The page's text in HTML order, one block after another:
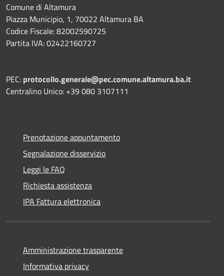
Comune di Altamura
Piazza Municipio, 1, 70022 Altamura BA
Codice Fiscale: 82002590725
Partita IVA: 02422160727
PEC: protocollo.generale@pec.comune.altamura.ba.it
Centralino Unico: +39 080 3107111
Prenotazione appuntamento
Segnalazione disservizio
Leggi le FAQ
Richiesta assistenza
IPA Fattura elettronica
Amministrazione trasparente
Informativa privacy